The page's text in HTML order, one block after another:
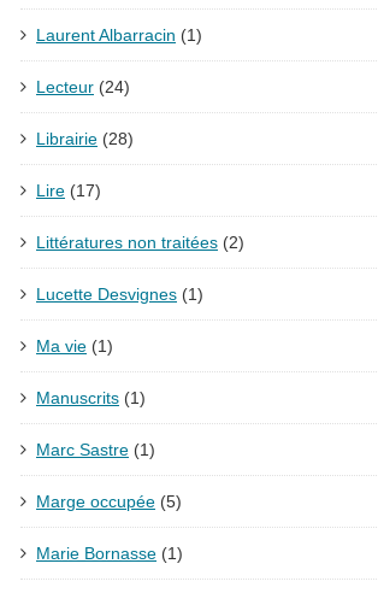
Laurent Albarracin (1)
Lecteur (24)
Librairie (28)
Lire (17)
Littératures non traitées (2)
Lucette Desvignes (1)
Ma vie (1)
Manuscrits (1)
Marc Sastre (1)
Marge occupée (5)
Marie Bornasse (1)